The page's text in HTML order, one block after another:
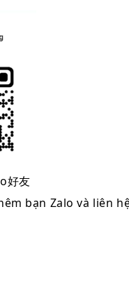
好友
bạn Zalo và liên